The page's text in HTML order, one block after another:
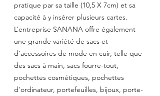
pratique par sa taille (10,5 X 7cm) et sa
capacité à y insérer plusieurs cartes.
L’entreprise SANANA offre également
une grande variété de sacs et
d’accessoires de mode en cuir, telle que
des sacs à main, sacs fourre-tout,
pochettes cosmétiques, pochettes
d'ordinateur, portefeuilles, bijoux, porte-